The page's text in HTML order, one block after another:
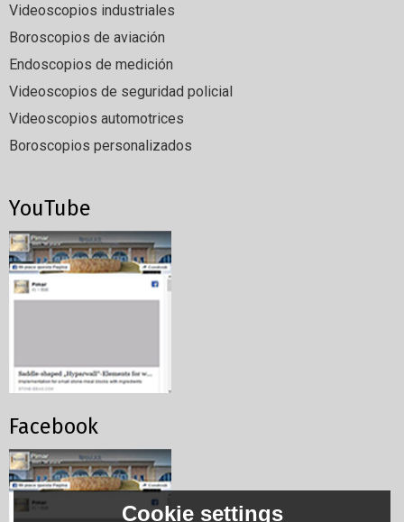
Videoscopios industriales
Boroscopios de aviación
Endoscopios de medición
Videoscopios de seguridad policial
Videoscopios automotrices
Boroscopios personalizados
YouTube
Facebook
Cookie settings